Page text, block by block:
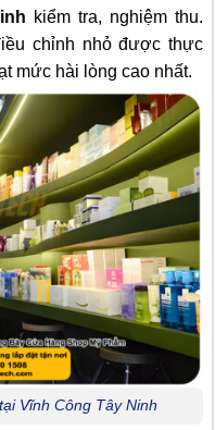
kiểm tra, nghiệm thu.
chỉnh nhỏ được thực
mức hài lòng cao nhất.
Vĩnh Công Tây Ninh